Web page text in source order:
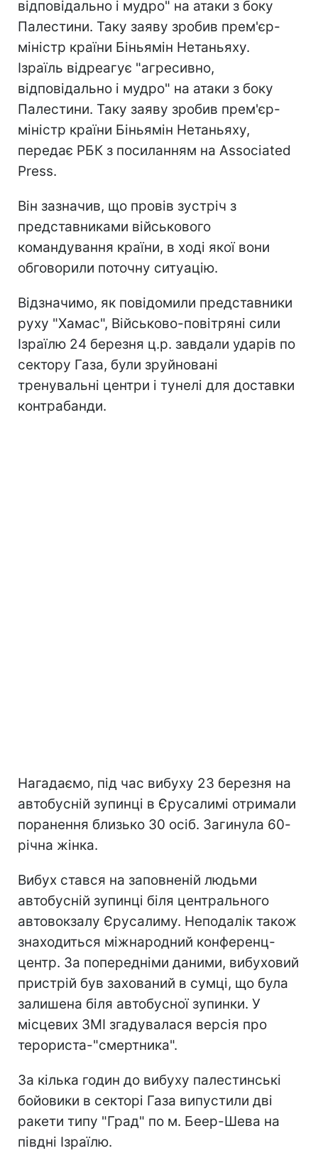
відповідально і мудро" на атаки з боку
Палестини. Таку заяву зробив прем'єр-
міністр країни Біньямін Нетаньяху.
Ізраїль відреагує "агресивно,
відповідально і мудро" на атаки з боку
Палестини. Таку заяву зробив прем'єр-
міністр країни Біньямін Нетаньяху,
передає РБК з посиланням на Associated
Press.
Він зазначив, що провів зустріч з
представниками військового
командування країни, в ході якої вони
обговорили поточну ситуацію.
Відзначимо, як повідомили представники
руху "Хамас", Військово-повітряні сили
Ізраїлю 24 березня ц.р. завдали ударів по
сектору Газа, були зруйновані
тренувальні центри і тунелі для доставки
контрабанди.
Нагадаємо, під час вибуху 23 березня на
автобусній зупинці в Єрусалимі отримали
поранення близько 30 осіб. Загинула 60-
річна жінка.
Вибух стався на заповненій людьми
автобусній зупинці біля центрального
автовокзалу Єрусалиму. Неподалік також
знаходиться міжнародний конференц-
центр. За попередніми даними, вибуховий
пристрій був захований в сумці, що була
залишена біля автобусної зупинки. У
місцевих ЗМІ згадувалася версія про
терориста-"смертника".
За кілька годин до вибуху палестинські
бойовики в секторі Газа випустили дві
ракети типу "Град" по м. Беер-Шева на
півдні Ізраїлю.